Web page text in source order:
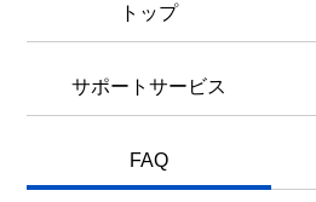
トップ
サポートサービス
FAQ